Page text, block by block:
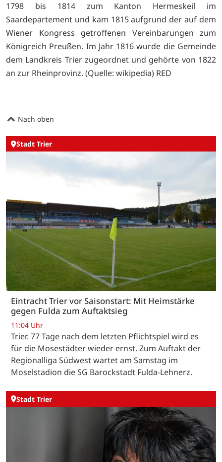
1798 bis 1814 zum Kanton Hermeskeil im
Saardepartement und kam 1815 aufgrund der auf dem
Wiener Kongress getroffenen Vereinbarungen zum
Königreich Preußen. Im Jahr 1816 wurde die Gemeinde
dem Landkreis Trier zugeordnet und gehörte von 1822
an zur Rheinprovinz. (Quelle: wikipedia) RED
Nach oben
Stadt Trier
Eintracht Trier vor Saisonstart: Mit Heimstärke
gegen Fulda zum Auftaktsieg
11:04 Uhr
Trier. 77 Tage nach dem letzten Pflichtspiel wird es
für die Mosestädter wieder ernst. Zum Auftakt der
Regionalliga Südwest wartet am Samstag im
Moselstadion die SG Barockstadt Fulda-Lehnerz.
Stadt Trier